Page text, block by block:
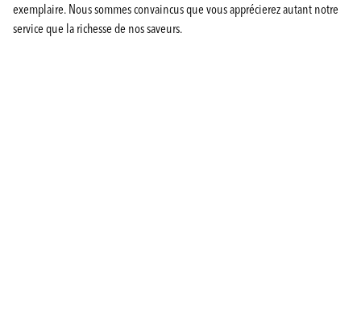
exemplaire. Nous sommes convaincus que vous apprécierez autant notre
service que la richesse de nos saveurs.